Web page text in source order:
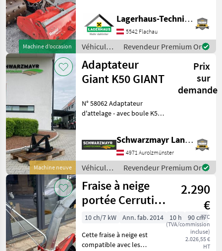
Machine d’occasion
Eisenstachelwalzen * inkl.
Mulcher 110cm Breit Bj.:
2019 Wir bitten telefoni
Lagerhaus-Technik Flachau
5542 Flachau
Véhicules
agricoles
à moteur /
Reform
Revendeur Premium Or
Machine neuve
Adaptateur
Giant K50 GIANT
Prix
sur
demande
N° 58062 Adaptateur
d'attelage - avec boule K50
société Schwarzmayr se
fera un plaisir de vous
présenter l'appar
Schwarzmayr Landtechnik GmbH - Aurolzmünster
4971 Aurolzmünster
Véhicules
agricoles
à moteur /
Giant
Revendeur Premium Or
Fraise à neige
portée Cerruti
DX 900
compatible avec
Aebi
2.290
€
TTC
(TVA/commission
incluse)
2.026,55 €
HT
10 ch/7 kW Ann. fab. 2014 10 h
90 cm
Cette fraise à neige est
compatible avec les